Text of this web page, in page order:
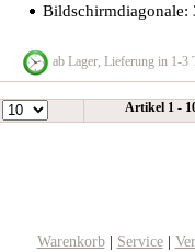
Bildschirmdiagonale:
ab Lager, Lieferung in 1-3
Artikel 1 -
Warenkorb| Service|